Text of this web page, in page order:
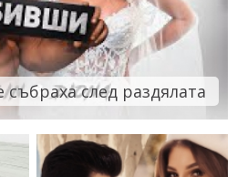
след раздялата